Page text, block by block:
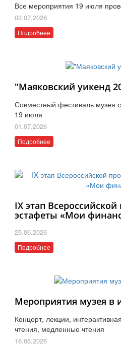
Все мероприятия 19 июля
02.07.2026
Подробнее
"Маяковский уикенд
Совместный фестиваль музея
19 июля
01.07.2026
Подробнее
IX этап
эстафеты «Мои
25.06.2026
Подробнее
Мероприятия музея в
Концерт, лекции,
чтения, медленные чтения
16.06.2026